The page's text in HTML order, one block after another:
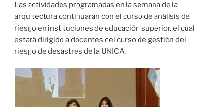
Las actividades programadas en la semana de la
arquitectura continuarán con el curso de análisis de
riesgo en instituciones de educación superior, el cual
estará dirigido a docentes del curso de gestión del
riesgo de desastres de la UNICA.